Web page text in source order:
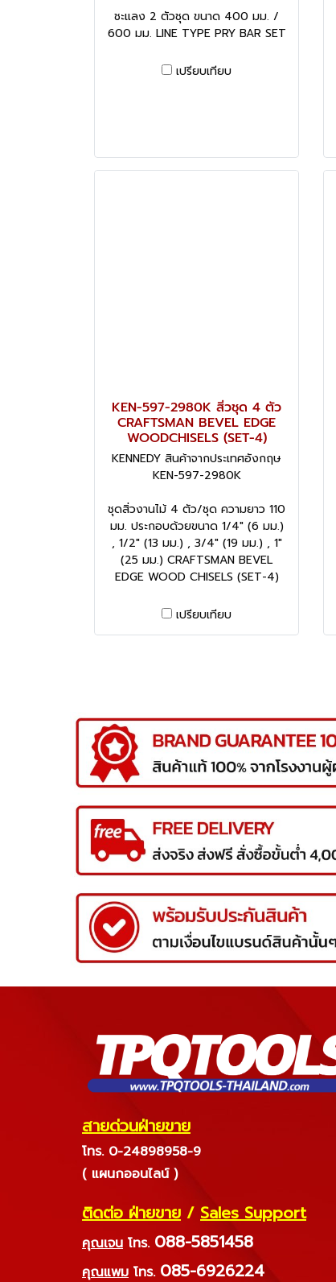
ชะแลง 2 ตัวชุด ขนาด 400 มม. /
600 มม. LINE TYPE PRY BAR SET
เปรียบเทียบ
KEN-597-2980K สิ่วชุด 4 ตัว
CRAFTSMAN BEVEL EDGE
WOODCHISELS (SET-4)
KENNEDY สินค้าจากประเทศอังกฤษ
KEN-597-2980K
ชุดสิ่วงานไม้ 4 ตัว/ชุด ความยาว 110
มม. ประกอบด้วยขนาด 1/4" (6 มม.)
, 1/2" (13 มม.) , 3/4" (19 มม.) , 1"
(25 มม.) CRAFTSMAN BEVEL
EDGE WOOD CHISELS (SET-4)
เปรียบเทียบ
สายด่วนฝ่ายขาย
โทร. 0-24898958-9
( แผนกออนไลน์ )
ติดต่อ ฝ่ายขาย / Sales Support
คุณเจน โทร. 088-5851458
คุณแพม โทร. 085-6926224